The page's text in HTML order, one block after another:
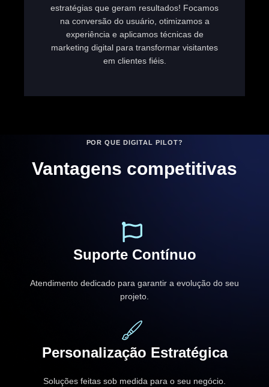
estratégias que geram resultados! Focamos
na conversão do usuário, otimizamos a
experiência e aplicamos técnicas de
marketing digital para transformar visitantes
em clientes fiéis.
POR QUE DIGITAL PILOT?
Vantagens competitivas
Suporte Contínuo
Atendimento dedicado para garantir a evolução do seu
projeto.
Personalização Estratégica
Soluções feitas sob medida para o seu negócio.